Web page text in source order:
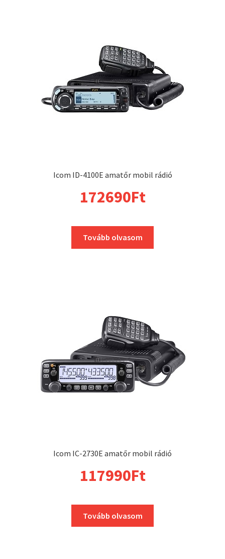
Icom ID-4100E amatőr mobil rádió
172690Ft
Tovább olvasom
Icom IC-2730E amatőr mobil rádió
117990Ft
Tovább olvasom